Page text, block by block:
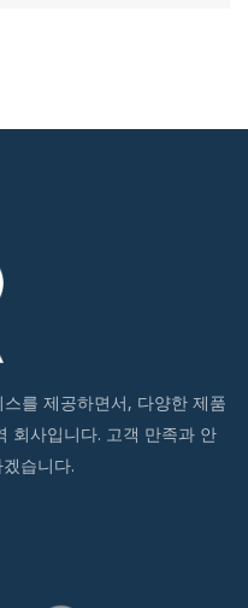
를 제공하면서, 다양한 제품
회사입니다. 고객 만족과 안
습니다.